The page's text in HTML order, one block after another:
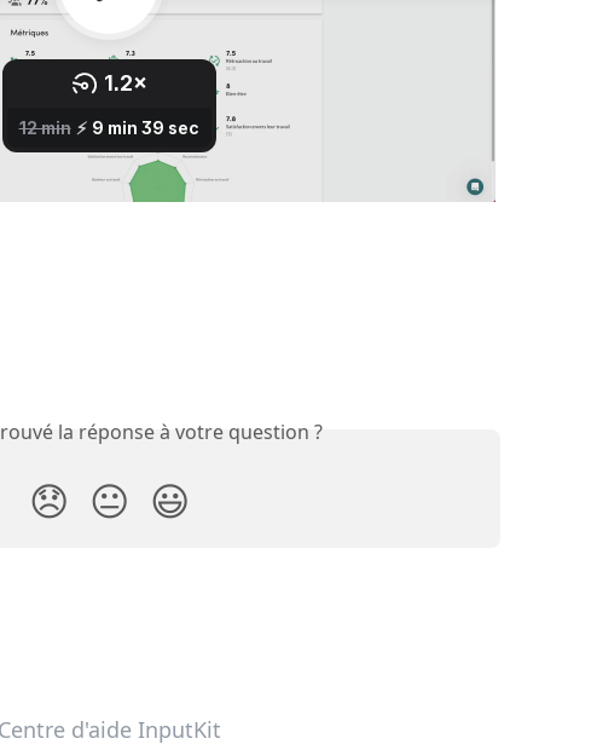
la réponse à votre question ?
😞 😐 😃
Centre d'aide InputKit